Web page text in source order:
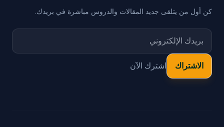
كن أول من يتلقى جديد المقالات والدروس مباشرة في بريدك.
اشترك الآن